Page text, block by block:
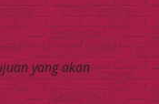
yang akan